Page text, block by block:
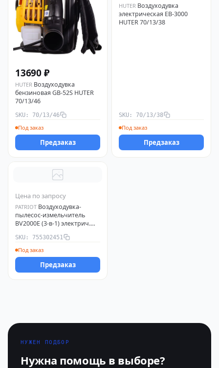
13690 ₽
HUTER Воздуходувка
бензиновая GB-52S HUTER
70/13/46
SKU: 70/13/46
Под заказ
Предзаказ
HUTER Воздуходувка
электрическая EB-3000
HUTER 70/13/38
SKU: 70/13/38
Под заказ
Предзаказ
Цена по запросу
PATRIOT Воздуходувка-
пылесос-измельчитель
BV2000E (3-в-1) электрич.
720куб.м/ч травосборник
40л PATRIOT 755302451
SKU: 755302451
Под заказ
Предзаказ
НУЖЕН ПОДБОР
Нужна помощь в выборе?